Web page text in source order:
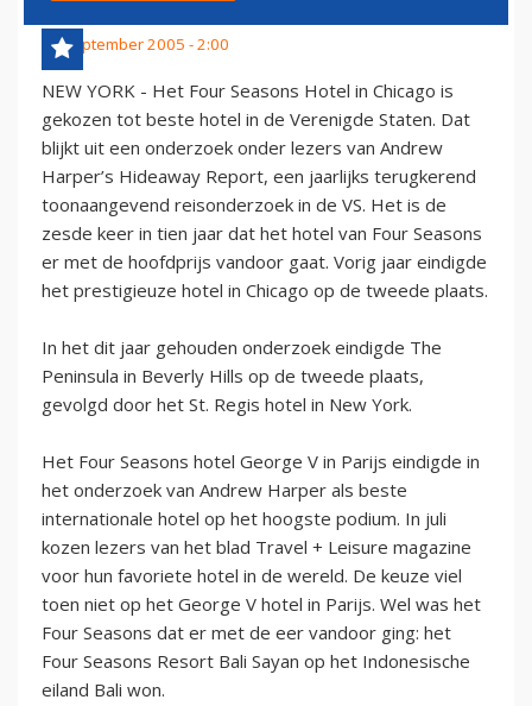
20 september 2005 - 2:00
NEW YORK - Het Four Seasons Hotel in Chicago is
gekozen tot beste hotel in de Verenigde Staten. Dat
blijkt uit een onderzoek onder lezers van Andrew
Harper’s Hideaway Report, een jaarlijks terugkerend
toonaangevend reisonderzoek in de VS. Het is de
zesde keer in tien jaar dat het hotel van Four Seasons
er met de hoofdprijs vandoor gaat. Vorig jaar eindigde
het prestigieuze hotel in Chicago op de tweede plaats.
In het dit jaar gehouden onderzoek eindigde The
Peninsula in Beverly Hills op de tweede plaats,
gevolgd door het St. Regis hotel in New York.
Het Four Seasons hotel George V in Parijs eindigde in
het onderzoek van Andrew Harper als beste
internationale hotel op het hoogste podium. In juli
kozen lezers van het blad Travel + Leisure magazine
voor hun favoriete hotel in de wereld. De keuze viel
toen niet op het George V hotel in Parijs. Wel was het
Four Seasons dat er met de eer vandoor ging: het
Four Seasons Resort Bali Sayan op het Indonesische
eiland Bali won.